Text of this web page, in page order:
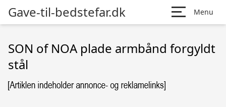
Gave-til-bedstefar.dk Menu
SON of NOA plade armbånd forgyldt
stål